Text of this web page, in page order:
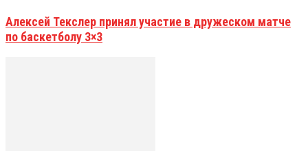
Алексей Текслер принял участие в дружеском матче
по баскетболу 3×3